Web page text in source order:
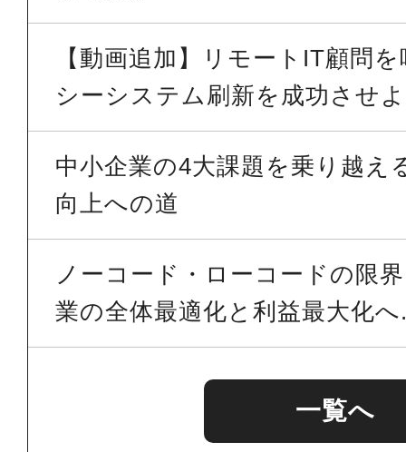
【動画追加】リモートIT顧問
シーシステム刷新を成功させ
中小企業の4大課題を乗り越え
向上への道
ノーコード・ローコードの限
業の全体最適化と利益最大化
一覧へ